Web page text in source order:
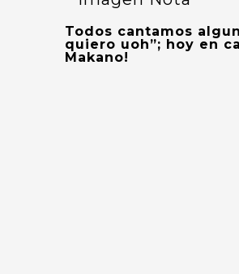
Todos cantamos
quiero uoh”; hoy en
Makano!